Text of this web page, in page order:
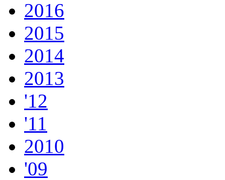
2016
2015
2014
2013
'12
'11
2010
'09